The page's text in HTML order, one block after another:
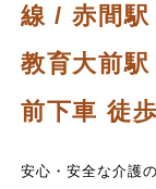
線 / 赤間駅
教育大前
前下車 徒
安心・安全な介護